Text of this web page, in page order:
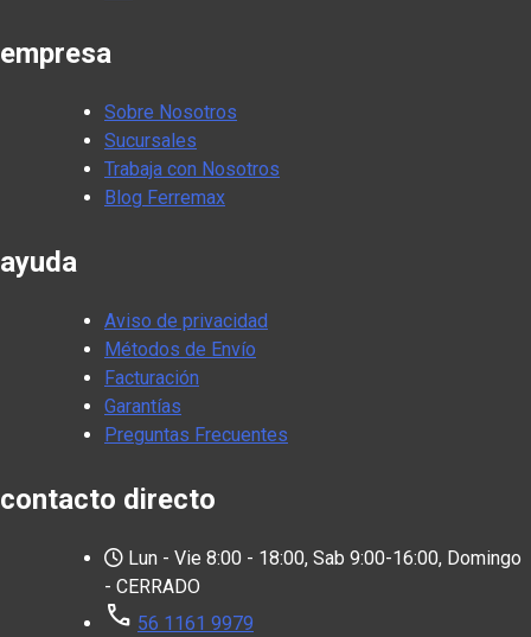
empresa
Sobre Nosotros
Sucursales
Trabaja con Nosotros
Blog Ferremax
ayuda
Aviso de privacidad
Métodos de Envío
Facturación
Garantías
Preguntas Frecuentes
contacto directo
Lun - Vie 8:00 - 18:00, Sab 9:00-16:00, Domingo
- CERRADO
call 56 1161 9979